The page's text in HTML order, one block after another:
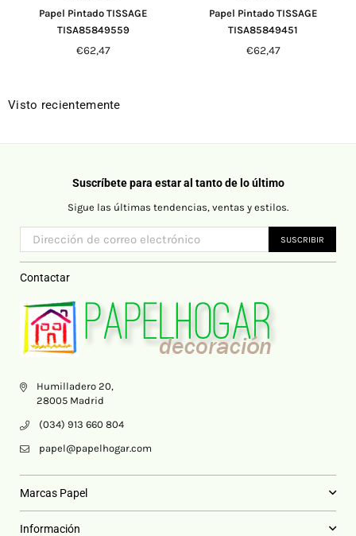
Papel Pintado TISSAGE
TISA85849559
Precio
€62,47
Papel Pintado TISSAGE
TISA85849451
Precio
€62,47
Visto recientemente
Suscríbete para estar al tanto de lo último
Sigue las últimas tendencias, ventas y estilos.
SUSCRIBIR
Contactar
Humilladero 20,
28005 Madrid
(034) 913 660 804
papel@papelhogar.com
Marcas Papel
Información